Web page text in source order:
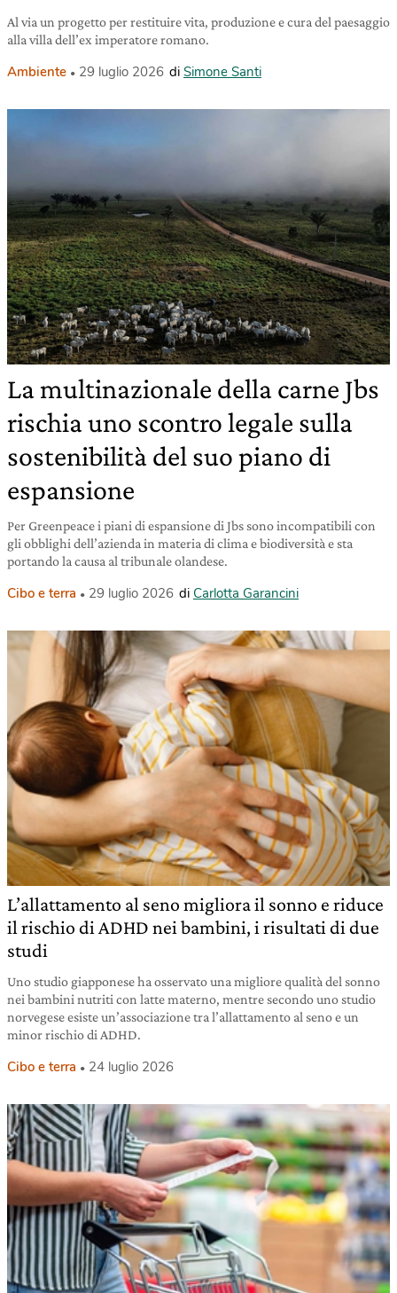
Al via un progetto per restituire vita, produzione e cura del paesaggio
alla villa dell’ex imperatore romano.
Ambiente 29 luglio 2026 di Simone Santi
La multinazionale della carne Jbs
rischia uno scontro legale sulla
sostenibilità del suo piano di
espansione
Per Greenpeace i piani di espansione di Jbs sono incompatibili con
gli obblighi dell’azienda in materia di clima e biodiversità e sta
portando la causa al tribunale olandese.
Cibo e terra 29 luglio 2026 di Carlotta Garancini
L’allattamento al seno migliora il sonno e riduce
il rischio di ADHD nei bambini, i risultati di due
studi
Uno studio giapponese ha osservato una migliore qualità del sonno
nei bambini nutriti con latte materno, mentre secondo uno studio
norvegese esiste un’associazione tra l’allattamento al seno e un
minor rischio di ADHD.
Cibo e terra 24 luglio 2026